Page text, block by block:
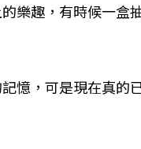
樂趣，有時候一盒
憶，可是現在真的